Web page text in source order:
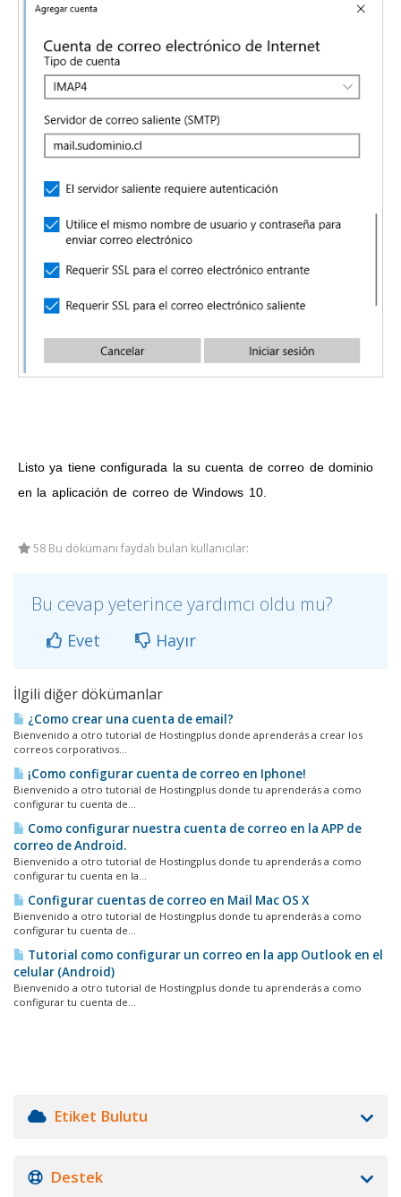
Listo ya tiene configurada la su cuenta de correo de dominio
en la aplicación de correo de Windows 10.
58 Bu dökümanı faydalı bulan kullanıcılar:
Bu cevap yeterince yardımcı oldu mu?
Evet Hayır
İlgili diğer dökümanlar
¿Como crear una cuenta de email?
Bienvenido a otro tutorial de Hostingplus donde aprenderás a crear los
correos corporativos...
¡Como configurar cuenta de correo en Iphone!
Bienvenido a otro tutorial de Hostingplus donde tu aprenderás a como
configurar tu cuenta de...
Como configurar nuestra cuenta de correo en la APP de
correo de Android.
Bienvenido a otro tutorial de Hostingplus donde tu aprenderás a como
configurar tu cuenta en la...
Configurar cuentas de correo en Mail Mac OS X
Bienvenido a otro tutorial de Hostingplus donde tu aprenderás a como
configurar tu cuenta de...
Tutorial como configurar un correo en la app Outlook en el
celular (Android)
Bienvenido a otro tutorial de Hostingplus donde tu aprenderás a como
configurar tu cuenta de...
Etiket Bulutu
Destek